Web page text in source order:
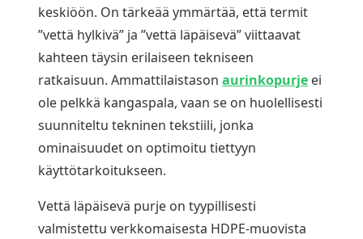
keskiöön. On tärkeää ymmärtää, että termit
”vettä hylkivä” ja ”vettä läpäisevä” viittaavat
kahteen täysin erilaiseen tekniseen
ratkaisuun. Ammattilaistasonaurinkopurje ei
ole pelkkä kangaspala, vaan se on huolellisesti
suunniteltu tekninen tekstiili, jonka
ominaisuudet on optimoitu tiettyyn
käyttötarkoitukseen.
Vettä läpäisevä purje on tyypillisesti
valmistettu verkkomaisesta HDPE-muovista